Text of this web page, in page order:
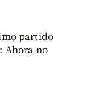
partido
Ahora no